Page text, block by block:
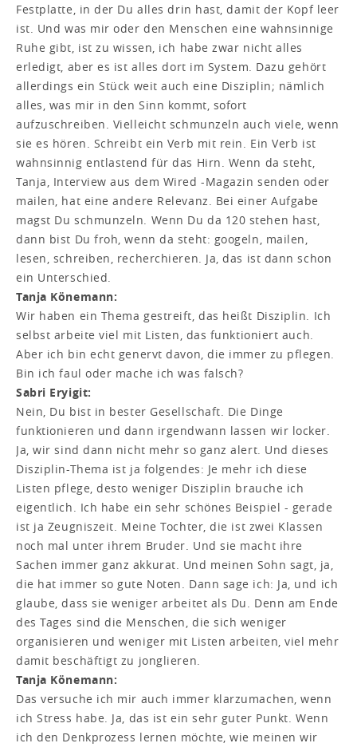
Festplatte, in der Du alles drin hast, damit der Kopf leer
ist. Und was mir oder den Menschen eine wahnsinnige
Ruhe gibt, ist zu wissen, ich habe zwar nicht alles
erledigt, aber es ist alles dort im System. Dazu gehört
allerdings ein Stück weit auch eine Disziplin; nämlich
alles, was mir in den Sinn kommt, sofort
aufzuschreiben. Vielleicht schmunzeln auch viele, wenn
sie es hören. Schreibt ein Verb mit rein. Ein Verb ist
wahnsinnig entlastend für das Hirn. Wenn da steht,
Tanja, Interview aus dem Wired -Magazin senden oder
mailen, hat eine andere Relevanz. Bei einer Aufgabe
magst Du schmunzeln. Wenn Du da 120 stehen hast,
dann bist Du froh, wenn da steht: googeln, mailen,
lesen, schreiben, recherchieren. Ja, das ist dann schon
ein Unterschied.
Tanja Könemann:
Wir haben ein Thema gestreift, das heißt Disziplin. Ich
selbst arbeite viel mit Listen, das funktioniert auch.
Aber ich bin echt genervt davon, die immer zu pflegen.
Bin ich faul oder mache ich was falsch?
Sabri Eryigit:
Nein, Du bist in bester Gesellschaft. Die Dinge
funktionieren und dann irgendwann lassen wir locker.
Ja, wir sind dann nicht mehr so ganz alert. Und dieses
Disziplin-Thema ist ja folgendes: Je mehr ich diese
Listen pflege, desto weniger Disziplin brauche ich
eigentlich. Ich habe ein sehr schönes Beispiel - gerade
ist ja Zeugniszeit. Meine Tochter, die ist zwei Klassen
noch mal unter ihrem Bruder. Und sie macht ihre
Sachen immer ganz akkurat. Und meinen Sohn sagt, ja,
die hat immer so gute Noten. Dann sage ich: Ja, und ich
glaube, dass sie weniger arbeitet als Du. Denn am Ende
des Tages sind die Menschen, die sich weniger
organisieren und weniger mit Listen arbeiten, viel mehr
damit beschäftigt zu jonglieren.
Tanja Könemann:
Das versuche ich mir auch immer klarzumachen, wenn
ich Stress habe. Ja, das ist ein sehr guter Punkt. Wenn
ich den Denkprozess lernen möchte, wie meinen wir